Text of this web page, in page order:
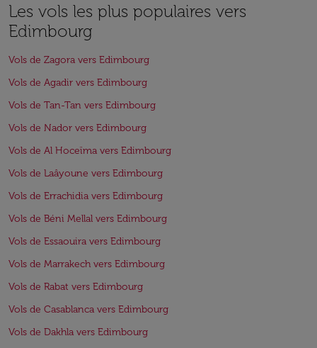
Les vols les plus populaires vers
Edimbourg
Vols de Zagora vers Edimbourg
Vols de Agadir vers Edimbourg
Vols de Tan-Tan vers Edimbourg
Vols de Nador vers Edimbourg
Vols de Al Hoceïma vers Edimbourg
Vols de Laâyoune vers Edimbourg
Vols de Errachidia vers Edimbourg
Vols de Béni Mellal vers Edimbourg
Vols de Essaouira vers Edimbourg
Vols de Marrakech vers Edimbourg
Vols de Rabat vers Edimbourg
Vols de Casablanca vers Edimbourg
Vols de Dakhla vers Edimbourg